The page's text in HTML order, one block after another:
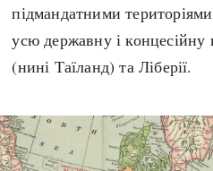
підмандатними
усю державну і концесійну
(нині Таїланд) та Ліберії.